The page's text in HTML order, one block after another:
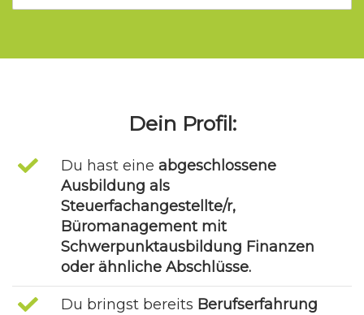
Dein Profil:
Du hast eine abgeschlossene
Ausbildung als
Steuerfachangestellte/r,
Büromanagement mit
Schwerpunktausbildung Finanzen
oder ähnliche Abschlüsse.
Du bringst bereits Berufserfahrung